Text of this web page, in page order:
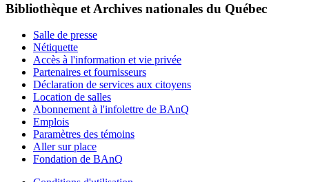
Bibliothèque et Archives nationales du Québec
Salle de presse
Nétiquette
Accès à l'information et vie privée
Partenaires et fournisseurs
Déclaration de services aux citoyens
Location de salles
Abonnement à l'infolettre de BAnQ
Emplois
Paramètres des témoins
Aller sur place
Fondation de BAnQ